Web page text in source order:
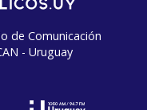
de Comunicación
- Uruguay